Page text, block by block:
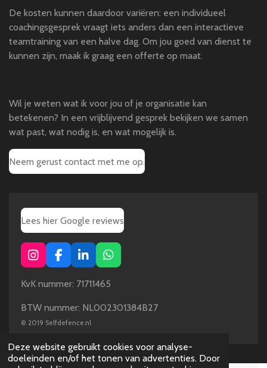
Deze website gebruikt cookies voor analyse-
doeleinden en/of het tonen van advertenties. Door
De kosten kunnen daardoor variëren: een individueel
coachingsgesprek vraagt iets anders dan een interactieve
teamtraining van een halve dag. Om jou goed van dienst te
kunnen zijn, maak ik graag een offerte op maat.
Wil je weten wat ik voor jou of je organisatie kan
betekenen? In een vrijblijvend gesprek bekijken we samen
wat past, wat nodig is, en wat mogelijk is.
Neem gerust contact met me op.
Lees hier Google reviews
I
n
s
a
r
m
F
a
c
b
o
L
i
n
e
I
W
h
a
s
KvK nummer: 71711465
BTW nummer: NL002301384B27
© 2019 Selfdefence.nl